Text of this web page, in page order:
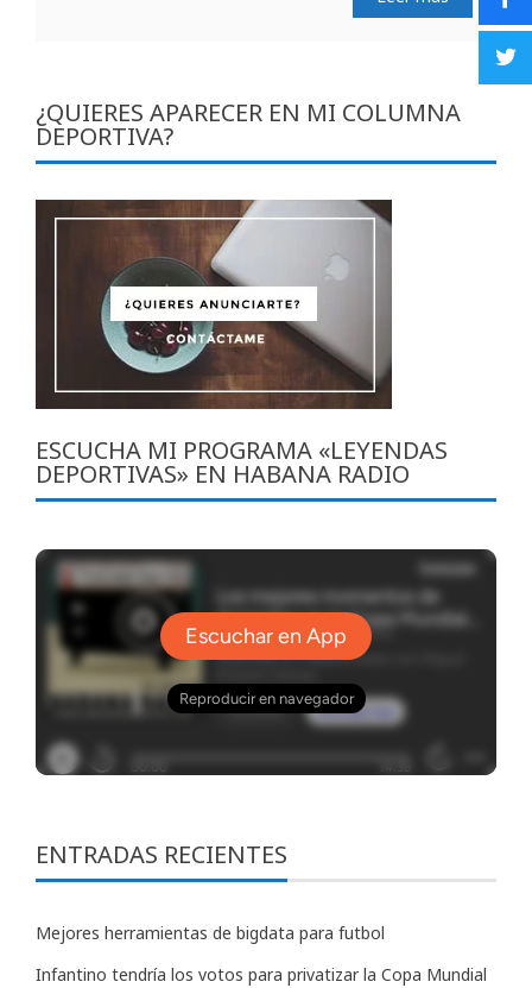
¿QUIERES APARECER EN MI COLUMNA
DEPORTIVA?
ESCUCHA MI PROGRAMA «LEYENDAS
DEPORTIVAS» EN HABANA RADIO
ENTRADAS RECIENTES
Mejores herramientas de bigdata para futbol
Infantino tendría los votos para privatizar la Copa Mundial